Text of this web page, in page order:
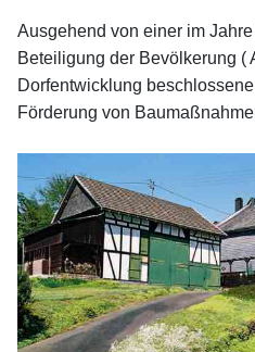
Ausgehend von einer im
Beteiligung der Bevölkerung (
Dorfentwicklung
Förderung von